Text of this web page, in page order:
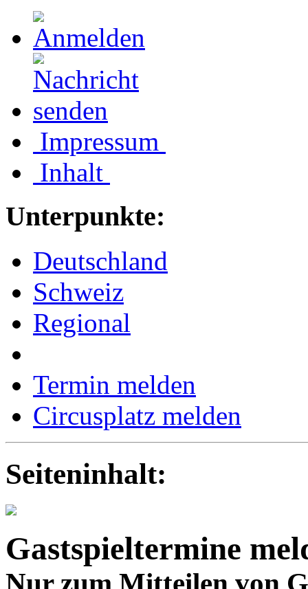
Impressum
Inhalt
Unterpunkte:
Deutschland
Schweiz
Regional
Termin melden
Circusplatz melden
Seiteninhalt:
Gastspieltermine